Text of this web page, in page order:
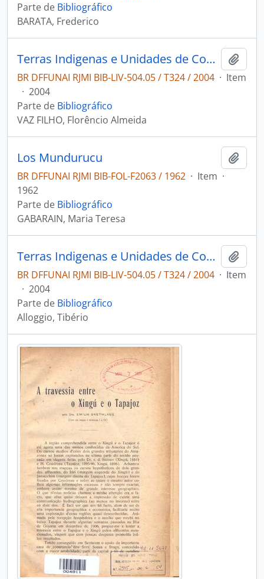
Parte de Bibliográfico
BARATA, Frederico
Terras Indigenas e Unidades de Conservação da Natureza
BR DFFUNAI RJMI BIB-LIV-504.05 / T324 / 2004 · Item
· 2004
Parte de Bibliográfico
VAZ FILHO, Florêncio Almeida
Los Mundurucu
BR DFFUNAI RJMI BIB-FOL-F2063 / 1962 · Item ·
1962
Parte de Bibliográfico
GABARAIN, Maria Teresa
Terras Indigenas e Unidades de Conservação da Natureza
BR DFFUNAI RJMI BIB-LIV-504.05 / T324 / 2004 · Item
· 2004
Parte de Bibliográfico
Alloggio, Tibério